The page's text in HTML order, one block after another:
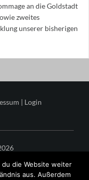
an die Goldstadt
zweites
unserer bisherigen
| Login
RSP25
du die Website weiter
aus. Außerdem